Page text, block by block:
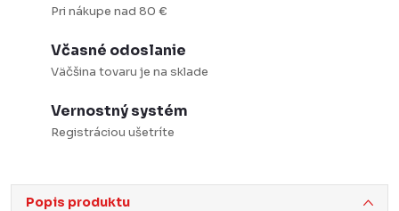
Pri nákupe nad 80 €
Včasné odoslanie
Väčšina tovaru je na sklade
Vernostný systém
Registráciou ušetríte
Popis produktu